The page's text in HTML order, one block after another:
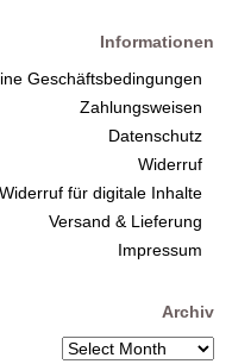
Informationen
Geschäftsbedingungen
Zahlungsweisen
Datenschutz
Widerruf
Widerruf für digitale Inhalte
Versand & Lieferung
Impressum
Archiv